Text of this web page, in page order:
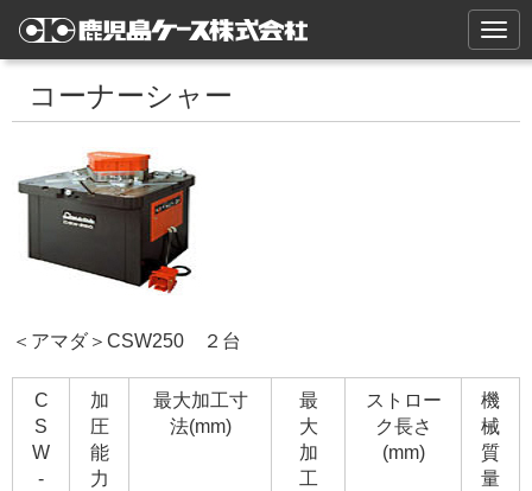
N
a
v
a
コーナーシャー
＜アマダ＞CSW250 ２台
C
S
W
-
加
圧
能
力
最大加工寸
法(mm)
最
大
加
工
ストロー
ク長さ
(mm)
機
械
質
量